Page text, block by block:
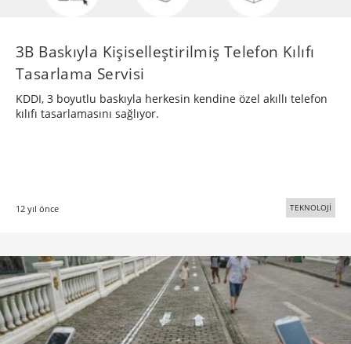
3B Baskıyla Kişiselleştirilmiş Telefon Kılıfı
Tasarlama Servisi
KDDI, 3 boyutlu baskıyla herkesin kendine özel akıllı telefon
kılıfı tasarlamasını sağlıyor.
12 yıl önce TEKNOLOJİ